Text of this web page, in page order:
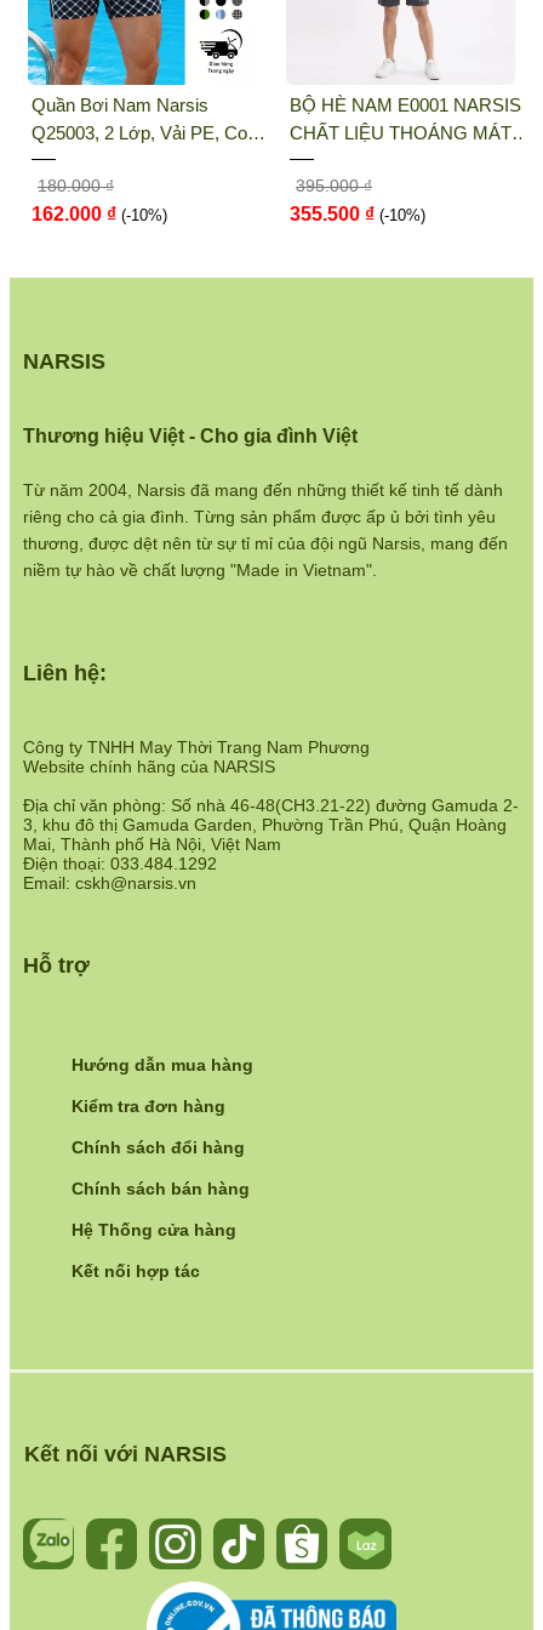
THỜI TRANG NARSIS
Địa chỉ văn phòng/showroom: Số 46 + 48
Shophouse đường 2.3 Khu đô thị Gamuda
Gardens, Quận Hoàng Mai, Hà Nội
Điện thoại:033 484 1292
Kiểm tra đơn hàng:
Chính sách đổi hàng:
https://www.narsis.vn/doi-tra-hoan-tien
Chính sách bán hàng:
https://www.narsis.vn/chinh-sach-ban-hang
Bơi Nam Narsis
2 Lớp, Vải PE, Co
Chiều, Nhanh Khô
₫(-10%)
BỘ HÈ NAM E0001 NARSIS
CHẤT LIỆU THOÁNG MÁT,
DỄ CHỊU, THOẢI MÁI CẢ
NGÀY, DỄ VẬN ĐỘNG
355.500 ₫(-10%)
QUẦN
K8076
Công ty TNHH May Thời Trang Nam Phương
Website chính hãng của NARSIS
Địa chỉ văn phòng: Số nhà 46-48(CH3.21-22) đường Gamuda 2-
3, khu đô thị Gamuda Garden, Phường Trần Phú, Quận Hoàng
Mai, Thành phố Hà Nội, Việt Nam
Điện thoại: 033.484.1292
Email: cskh@narsis.vn
Hỗ trợ
Kết nối với NARSIS
NARSIS
Liên hệ:
Hướng dẫn mua hàng
Kiểm tra đơn hàng
Chính sách đổi hàng
Chính sách bán hàng
Hệ Thống cửa hàng
Kết nối hợp tác
Từ năm 2004, Narsis đã mang đến những thiết kế tinh tế dành
riêng cho cả gia đình. Từng sản phẩm được ấp ủ bởi tình yêu
thương, được dệt nên từ sự tỉ mỉ của đội ngũ Narsis, mang đến
niềm tự hào về chất lượng "Made in Vietnam".
Thương hiệu Việt - Cho gia đình Việt